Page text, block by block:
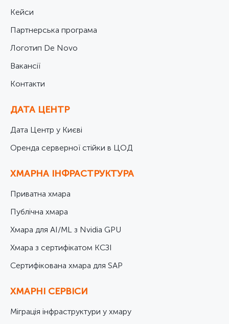
Кейси
Партнерська програма
Логотип De Novo
Вакансії
Контакти
ДАТА ЦЕНТР
Дата Центр у Києві
Оренда серверної стійки в ЦОД
ХМАРНА ІНФРАСТРУКТУРА
Приватна хмара
Публічна хмара
Хмара для AI/ML з Nvidia GPU
Хмара з сертифікатом КСЗІ
Cертифікована хмара для SAP
ХМАРНІ СЕРВІСИ
Міграція інфраструктури у хмару